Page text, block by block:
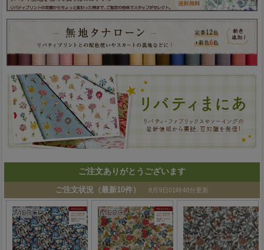
ご注文ありがとうございます